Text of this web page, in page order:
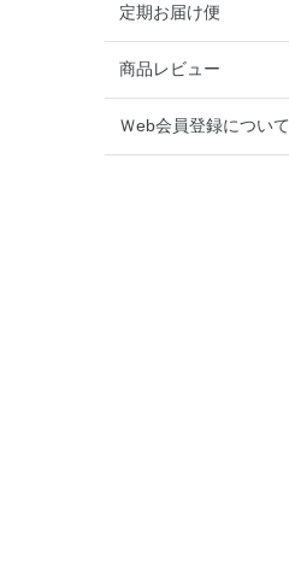
定期お届け便
商品レビュー
Ｗeb会員登録について